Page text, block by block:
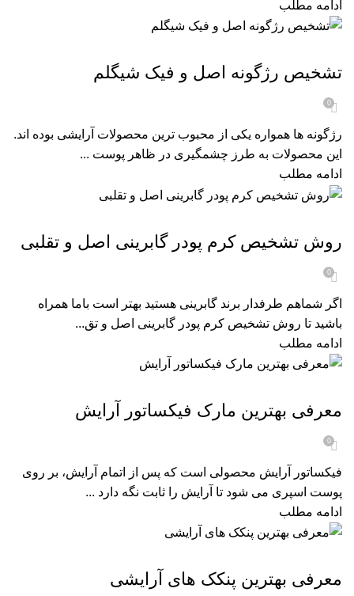
ادامه مطلب
تشخیص رژگونه اصل و فیک شیگلم
0
رژگونه ها همواره یکی از محبوب ترین محصولات آرایشی بوده اند.
این محصولات به طرز چشمگیری در ظاهر پوست ...
ادامه مطلب
روش تشخیص کرم پودر گابرینی اصل و تقلبی
0
اگر شماهم طرفدار برند گابرینی هستید بهتر است باما همراه
باشید تا روش تشخیص کرم پودر گابرینی اصل و تق...
ادامه مطلب
معرفی بهترین مارک فیکساتور آرایش
0
فیکساتور آرایش محصولی است که پس از اتمام آرایش، بر روی
پوست اسپری می‌ شود تا آرایش را ثابت نگه دارد ...
ادامه مطلب
معرفی بهترین پنکک های آرایشی